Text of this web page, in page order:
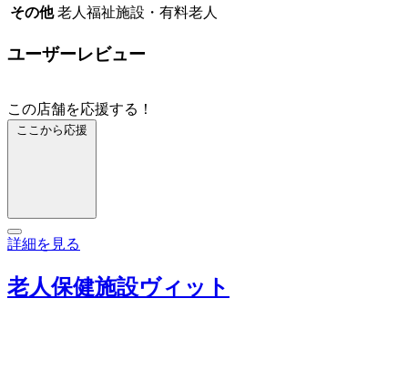
その他 老人福祉施設・有料老人
ユーザーレビュー
この店舗を応援する！
ここから応援
詳細を見る
老人保健施設ヴィット